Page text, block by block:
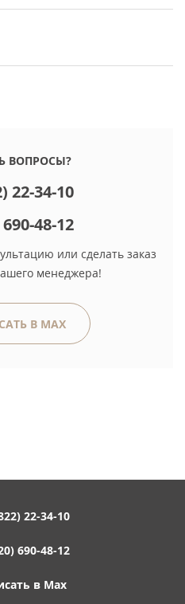
ВОПРОСЫ?
22-34-10
48-12
или сделать заказ
менеджера!
В MAX
22-34-10
690-48-12
в Max